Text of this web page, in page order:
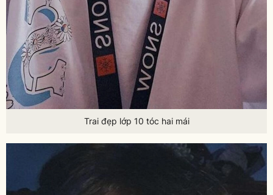
Trai đẹp lớp 10 tóc hai mái